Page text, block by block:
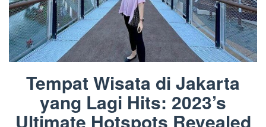
Tempat Wisata di Jakarta
yang Lagi Hits: 2023’s
Ultimate Hotspots Revealed